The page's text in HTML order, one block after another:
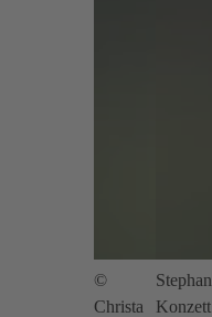
©
Christa
Stephan
Konzett